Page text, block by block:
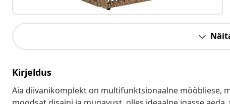
Kirjeldus
Aia diivanikomplekt on multifunktsionaalne mööbliese,